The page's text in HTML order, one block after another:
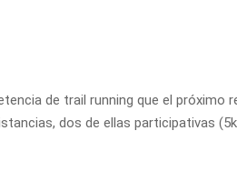
de trail running que el próximo
dos de ellas participativas